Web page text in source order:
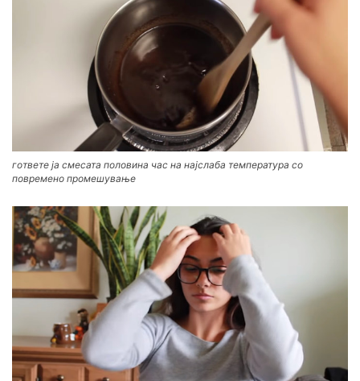
гответе ја смесата половина час на најслаба температура со
повремено промешување